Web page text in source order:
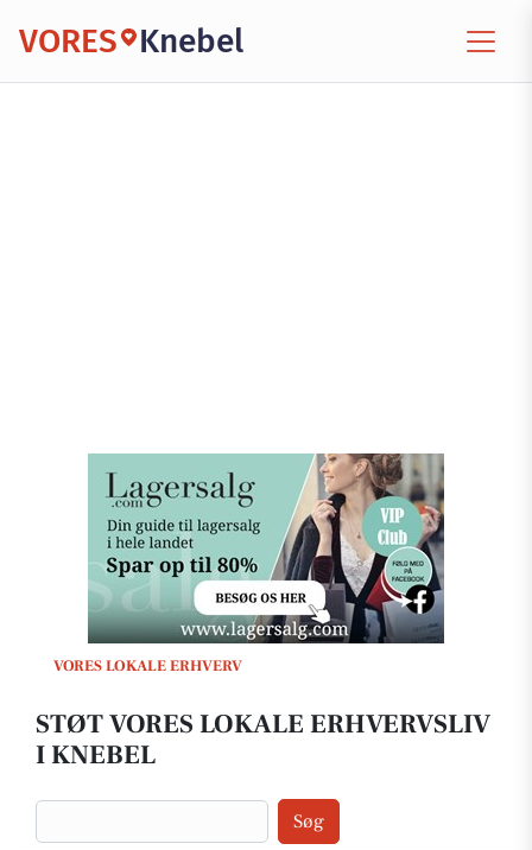
VORES Knebel
VORES LOKALE ERHVERV
STØT VORES LOKALE ERHVERVSLIV
I KNEBEL
Søg